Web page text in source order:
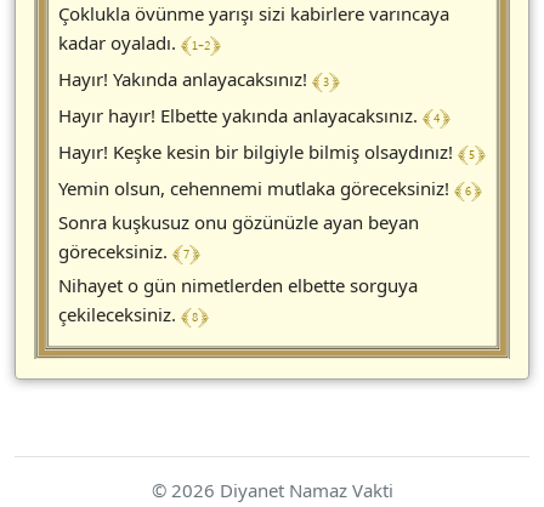
Çoklukla övünme yarışı sizi kabirlere varıncaya
kadar oyaladı. ﴾ 1-2 ﴿
Hayır! Yakında anlayacaksınız! ﴾ 3 ﴿
Hayır hayır! Elbette yakında anlayacaksınız. ﴾ 4 ﴿
Hayır! Keşke kesin bir bilgiyle bilmiş olsaydınız! ﴾ 5 ﴿
Yemin olsun, cehennemi mutlaka göreceksiniz! ﴾ 6 ﴿
Sonra kuşkusuz onu gözünüzle ayan beyan
göreceksiniz. ﴾ 7 ﴿
Nihayet o gün nimetlerden elbette sorguya
çekileceksiniz. ﴾ 8 ﴿
© 2026 Diyanet Namaz Vakti